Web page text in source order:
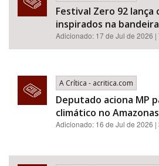
Festival Zero 92 lança
inspirados na
Adicionado: 17 de Jul de 2026
A Crítica - acritica.com
Deputado aciona MP
climático no Amazonas
Adicionado: 16 de Jul de 2026